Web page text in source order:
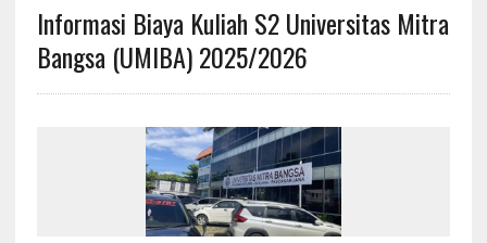
Informasi Biaya Kuliah S2 Universitas Mitra
Bangsa (UMIBA) 2025/2026